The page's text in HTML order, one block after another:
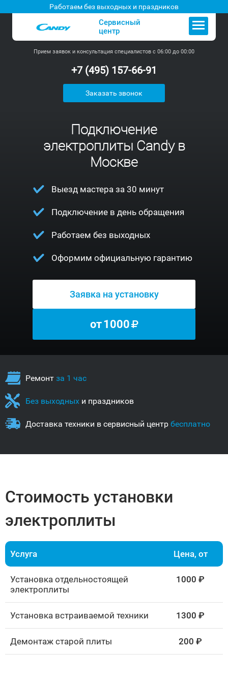
Работаем без выходных и праздников
Сервисный
центр
Прием заявок и консультация специалистов с 06:00 до 00:00
+7 (495) 157-66-91
Заказать звонок
Подключение
электроплиты Candy в
Москве
Выезд мастера за 30 минут
Подключение в день обращения
Работаем без выходных
Оформим официальную гарантию
Заявка на установку
от1000
Ремонт за 1 час
Без выходных и праздников
Доставка техники в сервисный центр бесплатно
Стоимость установки
электроплиты
Услуга Цена, от
Установка отдельностоящей
электроплиты
1000 ₽
Установка встраиваемой техники 1300 ₽
Демонтаж старой плиты 200 ₽